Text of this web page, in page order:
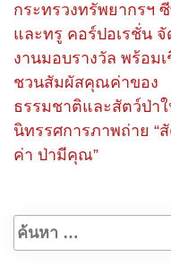
กระทรวงทรัพยากรฯ
และทรู คอร์ปอเรชั่น จั
งานมอบรางวัล พร้อม
ชวนสัมผัสคุณค่าของ
ธรรมชาติและสัตว์ป่า
นิทรรศการภาพถ่าย “
ค่า ป่ามีคุณ”